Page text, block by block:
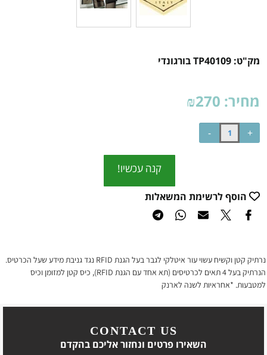
מק"ט: TP40109 בורגונדי
מחיר: ₪270
קנה עכשיו!
הוסף לרשימת המשאלות
נרתיק קטן וקשיח עשוי עור איטלקי לגבר בעל הגנת RFID נגד גניבת מידע שעל הכרטיס.
הנרתיק בעל 4 תאים לכרטיסים (תא אחד עם הגנת
RFID), כיס קטן למזומן וכיס
למטבעות. *אחראיות לשנה לארנק
CONTACT US
השאירו פרטים ונחזור אליכם בהקדם